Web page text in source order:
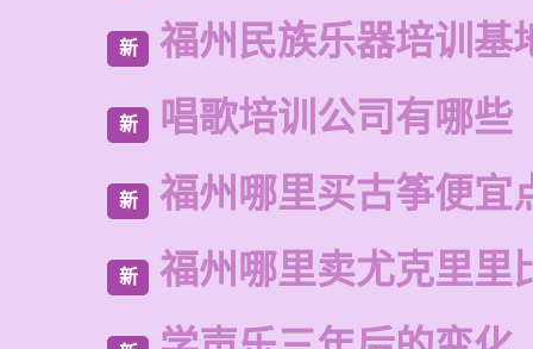
新 福州民族乐器培训基
新 唱歌培训公司有哪些
新 福州哪里买古筝便宜
新 福州哪里卖尤克里里